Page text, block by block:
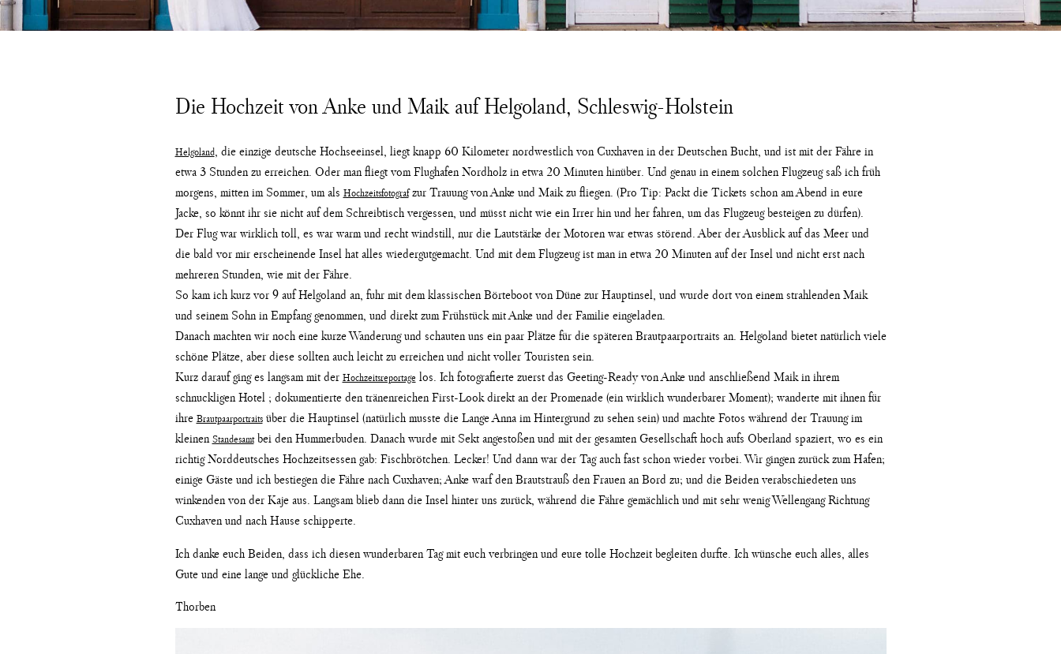
Die Hochzeit von Anke und Maik auf Helgoland, Schleswig-Holstein
Helgoland, die einzige deutsche Hochseeinsel, liegt knapp 60 Kilometer nordwestlich von Cuxhaven in der Deutschen Bucht, und ist mit der Fähre in
etwa 3 Stunden zu erreichen. Oder man fliegt vom Flughafen Nordholz in etwa 20 Minuten hinüber. Und genau in einem solchen Flugzeug saß ich früh
morgens, mitten im Sommer, um als Hochzeitsfotografzur Trauung von Anke und Maik zu fliegen. (Pro Tip: Packt die Tickets schon am Abend in eure
Jacke, so könnt ihr sie nicht auf dem Schreibtisch vergessen, und müsst nicht wie ein Irrer hin und her fahren, um das Flugzeug besteigen zu dürfen).
Der Flug war wirklich toll, es war warm und recht windstill, nur die Lautstärke der Motoren war etwas störend. Aber der Ausblick auf das Meer und
die bald vor mir erscheinende Insel hat alles wiedergutgemacht. Und mit dem Flugzeug ist man in etwa 20 Minuten auf der Insel und nicht erst nach
mehreren Stunden, wie mit der Fähre.
So kam ich kurz vor 9 auf Helgoland an, fuhr mit dem klassischen Börteboot von Düne zur Hauptinsel, und wurde dort von einem strahlenden Maik
und seinem Sohn in Empfang genommen, und direkt zum Frühstück mit Anke und der Familie eingeladen.
Danach machten wir noch eine kurze Wanderung und schauten uns ein paar Plätze für die späteren Brautpaarportraits an. Helgoland bietet natürlich viele
schöne Plätze, aber diese sollten auch leicht zu erreichen und nicht voller Touristen sein.
Kurz darauf ging es langsam mit der Hochzeitsreportage los. Ich fotografierte zuerst das Geeting-Ready von Anke und anschließend Maik in ihrem
schnuckligen Hotel ; dokumentierte den tränenreichen First-Look direkt an der Promenade (ein wirklich wunderbarer Moment); wanderte mit ihnen für
ihre Brautpaarportraitsüber die Hauptinsel (natürlich musste die Lange Anna im Hintergrund zu sehen sein) und machte Fotos während der Trauung im
kleinenStandesamtbei den Hummerbuden. Danach wurde mit Sekt angestoßen und mit der gesamten Gesellschaft hoch aufs Oberland spaziert, wo es ein
richtig Norddeutsches Hochzeitsessen gab: Fischbrötchen. Lecker! Und dann war der Tag auch fast schon wieder vorbei. Wir gingen zurück zum Hafen;
einige Gäste und ich bestiegen die Fähre nach Cuxhaven; Anke warf den Brautstrauß den Frauen an Bord zu; und die Beiden verabschiedeten uns
winkenden von der Kaje aus. Langsam blieb dann die Insel hinter uns zurück, während die Fähre gemächlich und mit sehr wenig Wellengang Richtung
Cuxhaven und nach Hause schipperte.
Ich danke euch Beiden, dass ich diesen wunderbaren Tag mit euch verbringen und eure tolle Hochzeit begleiten durfte. Ich wünsche euch alles, alles
Gute und eine lange und glückliche Ehe.
Thorben